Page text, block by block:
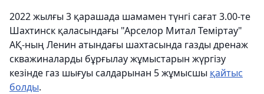
2022 жылғы 3 қарашада шамамен түнгі сағат 3.00-те
Шахтинск қаласындағы "Арселор Митал Теміртау"
АҚ-ның Ленин атындағы шахтасында газды дренаж
скважиналарды бұрғылау жұмыстарын жүргізу
кезінде газ шығуы салдарынан 5 жұмысшы қайтыс
болды.